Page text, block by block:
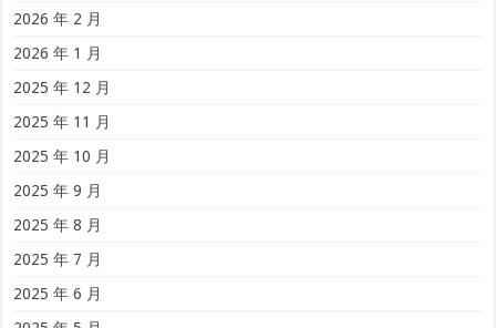
2026 年 2 月
2026 年 1 月
2025 年 12 月
2025 年 11 月
2025 年 10 月
2025 年 9 月
2025 年 8 月
2025 年 7 月
2025 年 6 月